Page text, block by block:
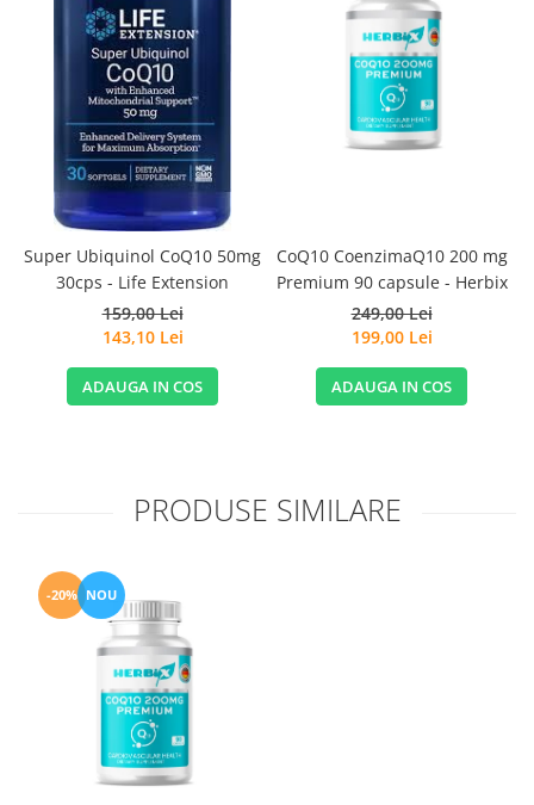
Super Ubiquinol CoQ10 50mg
30cps - Life Extension
159,00 Lei
143,10 Lei
ADAUGA IN COS
CoQ10 CoenzimaQ10 200 mg
Premium 90 capsule - Herbix
249,00 Lei
199,00 Lei
ADAUGA IN COS
PRODUSE SIMILARE
-20% NOU